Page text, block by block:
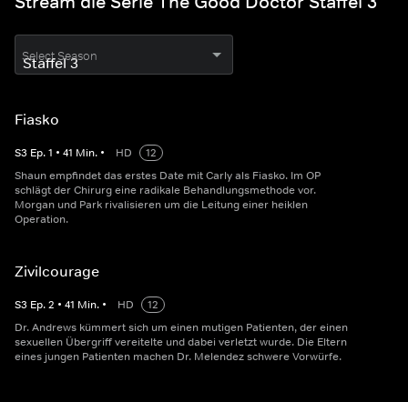
Select Season
Fiasko
S3 Ep.1 • 41 Min. • HD
12
Shaun empfindet das erstes Date mit Carly als Fiasko. Im OP
schlägt der Chirurg eine radikale Behandlungsmethode vor.
Morgan und Park rivalisieren um die Leitung einer heiklen
Operation.
Zivilcourage
S3 Ep.2 • 41 Min. • HD
12
Dr. Andrews kümmert sich um einen mutigen Patienten, der einen
sexuellen Übergriff vereitelte und dabei verletzt wurde. Die Eltern
eines jungen Patienten machen Dr. Melendez schwere Vorwürfe.